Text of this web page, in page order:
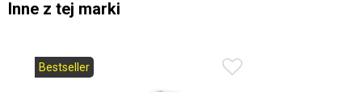
Inne z tej marki
Bestseller